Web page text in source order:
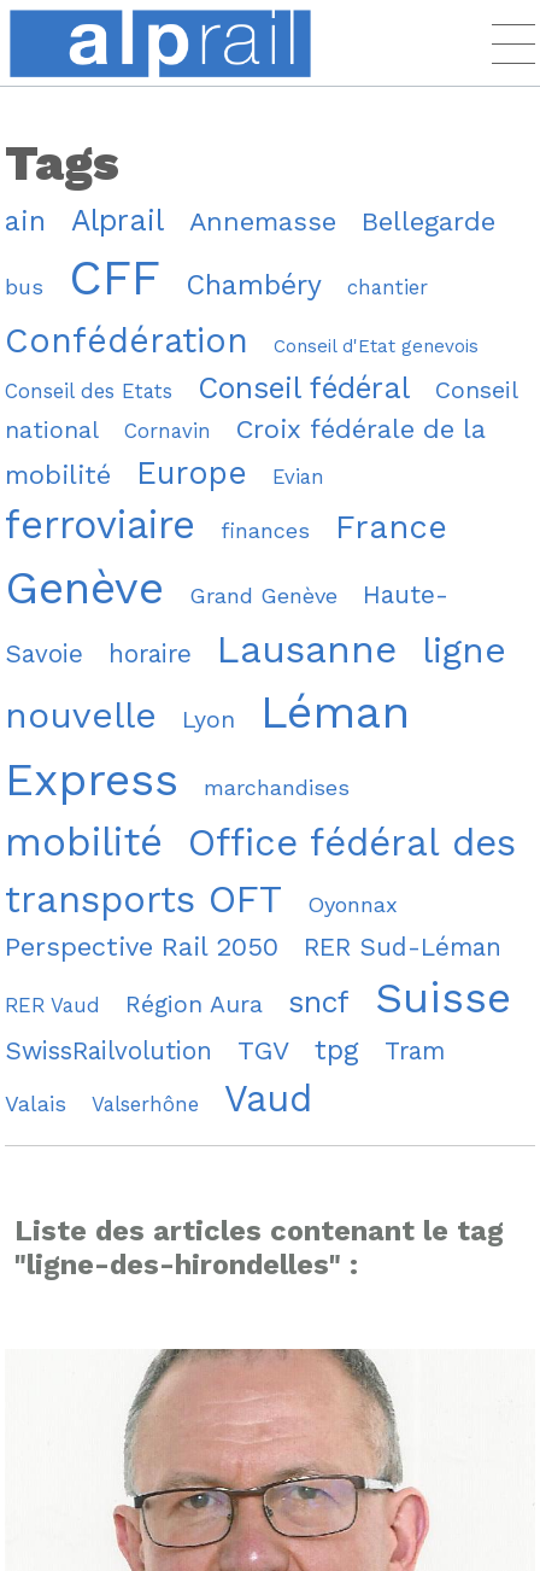
Tags
ain Alprail Annemasse Bellegarde
bus CFF Chambéry chantier
Confédération Conseil d'Etat genevois
Conseil des Etats Conseil fédéral
Conseil
national
Cornavin
Croix fédérale de la
mobilité
Europe Evian
ferroviaire finances France
Genève Grand Genève Haute-
Savoie horaire Lausanne
ligne
nouvelle
Lyon
Léman
Express
marchandises
mobilité
Office fédéral des
transports OFT
Oyonnax
Perspective Rail 2050 RER Sud-Léman
RER Vaud Région Aura sncf Suisse
SwissRailvolution TGV tpg Tram
Valais Valserhône Vaud
Liste des articles contenant le tag
"ligne-des-hirondelles" :